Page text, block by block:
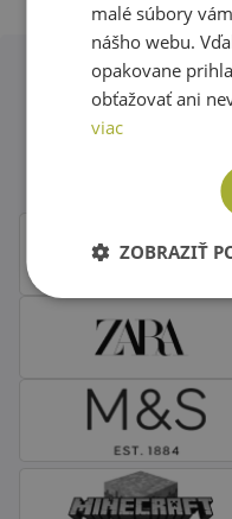
Obľúbené
malé súbory
nášho webu.
opakovane
obťažovať ani
viac
ZOBRAZIŤ